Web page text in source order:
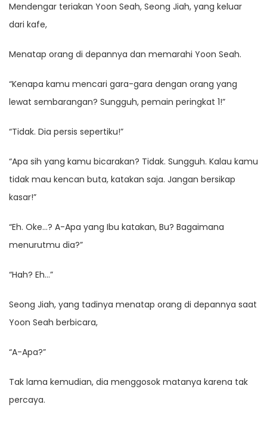
Mendengar teriakan Yoon Seah, Seong Jiah, yang keluar
dari kafe,
Menatap orang di depannya dan memarahi Yoon Seah.
“Kenapa kamu mencari gara-gara dengan orang yang
lewat sembarangan? Sungguh, pemain peringkat 1!”
“Tidak. Dia persis sepertiku!”
“Apa sih yang kamu bicarakan? Tidak. Sungguh. Kalau kamu
tidak mau kencan buta, katakan saja. Jangan bersikap
kasar!”
“Eh. Oke…? A-Apa yang Ibu katakan, Bu? Bagaimana
menurutmu dia?”
“Hah? Eh…”
Seong Jiah, yang tadinya menatap orang di depannya saat
Yoon Seah berbicara,
“A-Apa?”
Tak lama kemudian, dia menggosok matanya karena tak
percaya.